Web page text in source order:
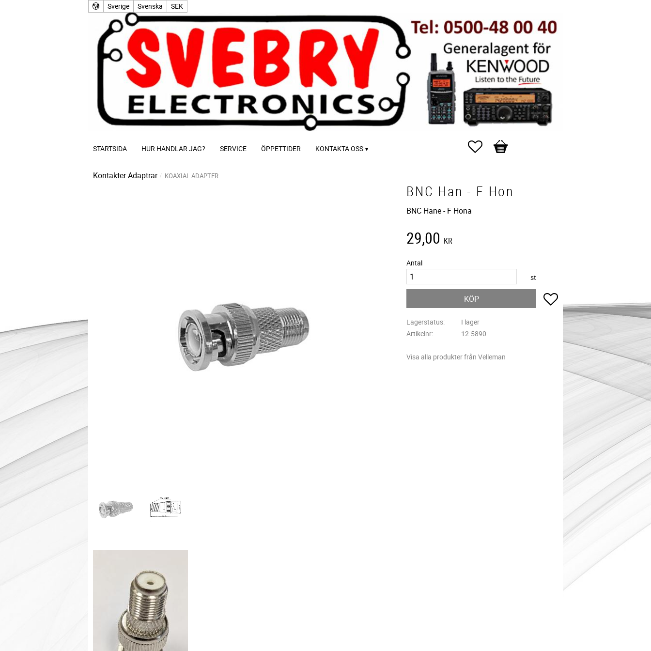
Sverige Svenska SEK
STARTSIDA HUR HANDLAR JAG? SERVICE ÖPPETTIDER KONTAKTA OSS Favoriter
Kundvagn
KontakterAdaptrar KOAXIAL ADAPTER
BNC Han - F Hon
BNC Hane - F Hona
29,00 KR
Antal
st
KÖP Lägg till i favoriter
Lagerstatus
I lager
Artikelnr
12-5890
Visa alla produkter från Velleman